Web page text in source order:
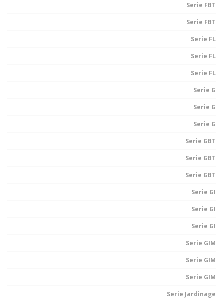
Serie FBT
Serie FBT
Serie FL
Serie FL
Serie FL
Serie G
Serie G
Serie G
Serie GBT
Serie GBT
Serie GBT
Serie GI
Serie GI
Serie GI
Serie GIM
Serie GIM
Serie GIM
Serie Jardinage